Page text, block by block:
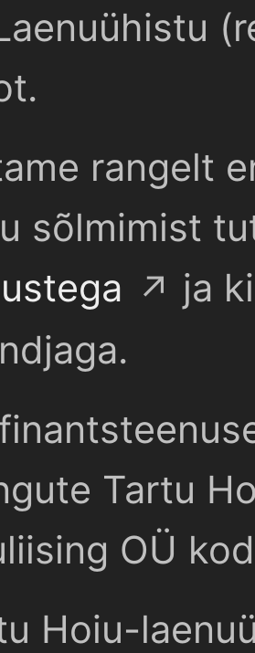
rangelt
sõlmimist
ja
Tartu
OÜ
Hoiu-